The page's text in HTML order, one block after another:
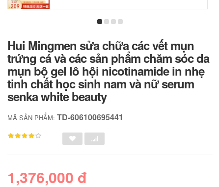
Hui Mingmen sửa chữa các vết mụn
trứng cá và các sản phẩm chăm sóc da
mụn bộ gel lô hội nicotinamide in nhẹ
tinh chất học sinh nam và nữ serum
senka white beauty
MÃ SẢN PHẨM: TD-606100695441
1,376,000 đ